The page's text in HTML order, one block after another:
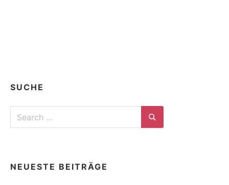
SUCHE
Search
for:
Search
NEUESTE BEITRÄGE